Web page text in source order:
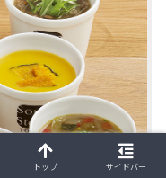
トップ サイドバー